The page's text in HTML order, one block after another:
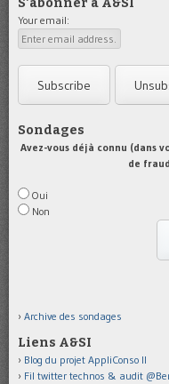
Your email:
Sondages
Avez-vous déjà connu (dans
de
Oui
Non
Archive des sondages
Liens A&SI
Blog du projet AppliConso II
Fil twitter technos & audit